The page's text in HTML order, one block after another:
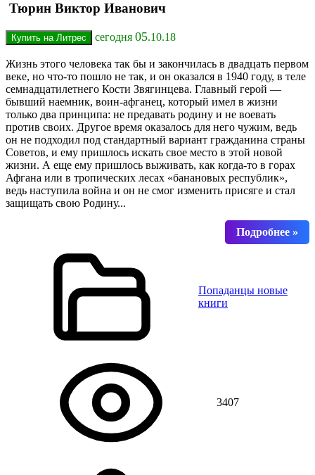
Тюрин Виктор Иванович
сегодня 05.10.18
Жизнь этого человека так бы и закончилась в двадцать первом
веке, но что-то пошло не так, и он оказался в 1940 году, в теле
семнадцатилетнего Кости Звягинцева. Главный герой —
бывший наемник, воин-афганец, который имел в жизни
только два принципа: не предавать родину и не воевать
против своих. Другое время оказалось для него чужим, ведь
он не подходил под стандартный вариант гражданина страны
Советов, и ему пришлось искать свое место в этой новой
жизни. А еще ему пришлось выживать, как когда-то в горах
Афгана или в тропических лесах «банановых республик»,
ведь наступила война и он не смог изменить присяге и стал
защищать свою Родину...
Попаданцы новые
книги
3407